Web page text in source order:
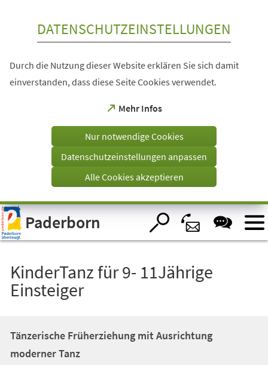
Visuelle
Assistenzsoftware
öffnen.
DATENSCHUTZEINSTELLUNGEN
Durch die Nutzung dieser Website erklären Sie sich damit
einverstanden, dass diese Seite Cookies verwendet.
Mehr Infos
(Öffnet
einem
Tab)
Nur notwendige Cookies
Datenschutzeinstellungen anpassen
Alle Cookies akzeptieren
Paderborn
KinderTanz für 9- 11Jährige
Einsteiger
Tänzerische Früherziehung mit Ausrichtung
moderner Tanz